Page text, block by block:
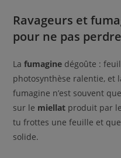
Ravageurs et
pour ne pas
Lafumagine dégoûte :
photosynthèse ralentie, et
fumagine n’est souvent
sur le miellat produit par
tu frottes une feuille et
solide.